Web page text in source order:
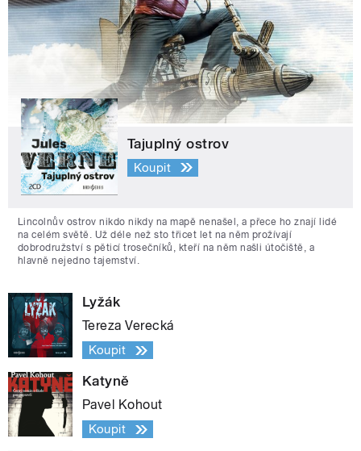
Tajuplný ostrov
Koupit
Lincolnův ostrov nikdo nikdy na mapě nenašel, a přece ho znají lidé
na celém světě. Už déle než sto třicet let na něm prožívají
dobrodružství s pěticí trosečníků, kteří na něm našli útočiště, a
hlavně nejedno tajemství.
Lyžák
Tereza Verecká
Koupit
Katyně
Pavel Kohout
Koupit